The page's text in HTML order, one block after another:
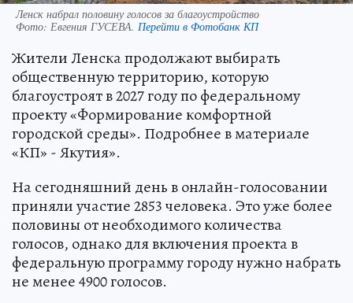
Ленск набрал половину голосов за благоустройство
Фото: Евгения ГУСЕВА. Перейти в Фотобанк КП
Жители Ленска продолжают выбирать
общественную территорию, которую
благоустроят в 2027 году по федеральному
проекту «Формирование комфортной
городской среды». Подробнее в материале
«КП» - Якутия».
На сегодняшний день в онлайн-голосовании
приняли участие 2853 человека. Это уже более
половины от необходимого количества
голосов, однако для включения проекта в
федеральную программу городу нужно набрать
не менее 4900 голосов.